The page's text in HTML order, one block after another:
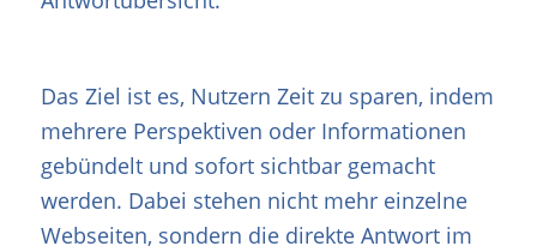
Das Ziel ist es, Nutzern Zeit zu sparen, indem
mehrere Perspektiven oder Informationen
gebündelt und sofort sichtbar gemacht
werden. Dabei stehen nicht mehr einzelne
Webseiten, sondern die direkte Antwort im